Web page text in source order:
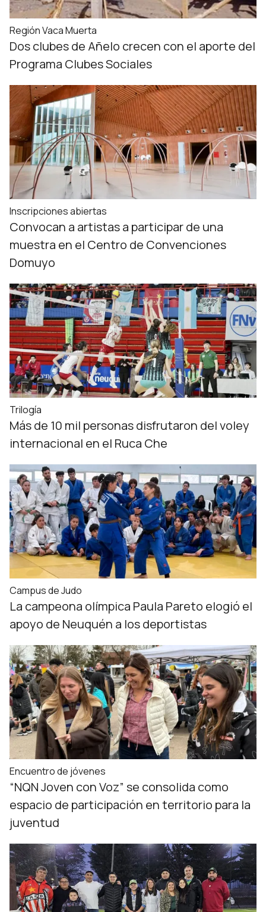
Región Vaca Muerta
Dos clubes de Añelo crecen con el aporte del
Programa Clubes Sociales
Inscripciones abiertas
Convocan a artistas a participar de una
muestra en el Centro de Convenciones
Domuyo
Trilogía
Más de 10 mil personas disfrutaron del voley
internacional en el Ruca Che
Campus de Judo
La campeona olímpica Paula Pareto elogió el
apoyo de Neuquén a los deportistas
Encuentro de jóvenes
“NQN Joven con Voz” se consolida como
espacio de participación en territorio para la
juventud